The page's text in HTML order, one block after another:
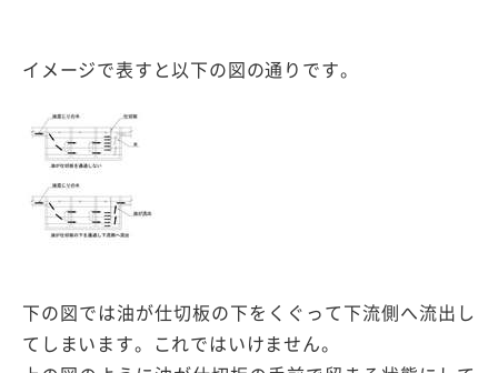
イメージで表すと以下の図の通りです。
下の図では油が仕切板の下をくぐって下流側へ流出し
てしまいます。これではいけません。